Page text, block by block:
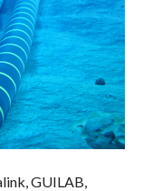
GUILAB,